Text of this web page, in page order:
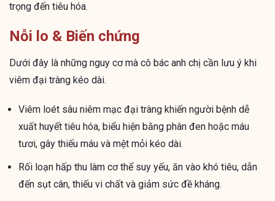
trọng đến tiêu hóa.
Nỗi lo & Biến chứng
Dưới đây là những nguy cơ mà cô bác anh chị cần lưu ý khi
viêm đại tràng kéo dài.
Viêm loét sâu niêm mạc đại tràng khiến người bệnh dễ
xuất huyết tiêu hóa, biểu hiện bằng phân đen hoặc máu
tươi, gây thiếu máu và mệt mỏi kéo dài.
Rối loạn hấp thu làm cơ thể suy yếu, ăn vào khó tiêu, dẫn
đến sụt cân, thiếu vi chất và giảm sức đề kháng.